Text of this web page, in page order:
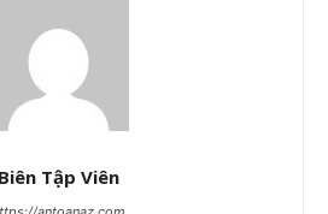
Biên Tập Viên